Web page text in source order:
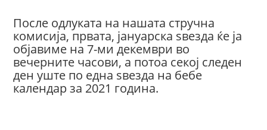
После одлуката на нашата стручна
комисија, првата, јануарска ѕвезда ќе ја
објавиме на 7-ми декември во
вечерните часови, а потоа секој следен
ден уште по една ѕвезда на бебе
календар за 2021 година.